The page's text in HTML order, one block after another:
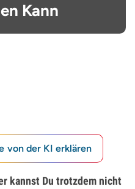
Kann
von der KI erklären
kannst Du trotzdem nicht